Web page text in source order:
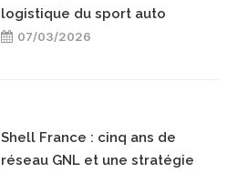
logistique du sport auto
07/03/2026
Shell France : cinq ans de
réseau GNL et une stratégie